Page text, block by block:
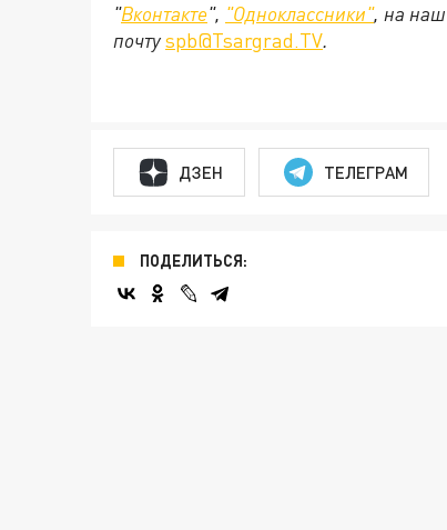
"Вконтакте", "Одноклассники", на наш
почтуspb@Tsargrad.TV.
ДЗЕН ТЕЛЕГРАМ
ПОДЕЛИТЬСЯ: